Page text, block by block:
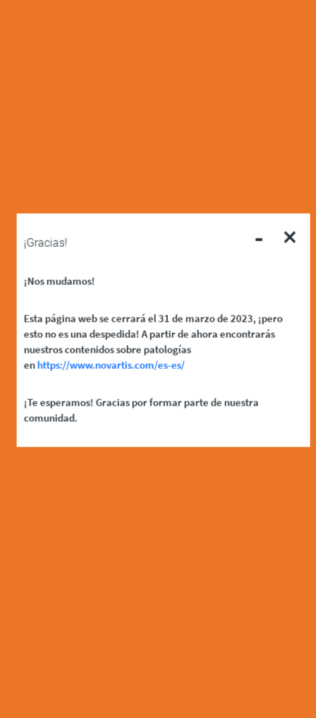
- ×
¡Gracias!
¡Nos mudamos!
Esta página web se cerrará el 31 de marzo de 2023, ¡pero
esto no es una despedida! A partir de ahora encontrarás
nuestros contenidos sobre patologías
enhttps://www.novartis.com/es-es/
¡Te esperamos! Gracias por formar parte de nuestra
comunidad.